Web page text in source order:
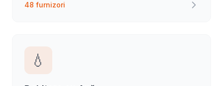
48 furnizori
💧